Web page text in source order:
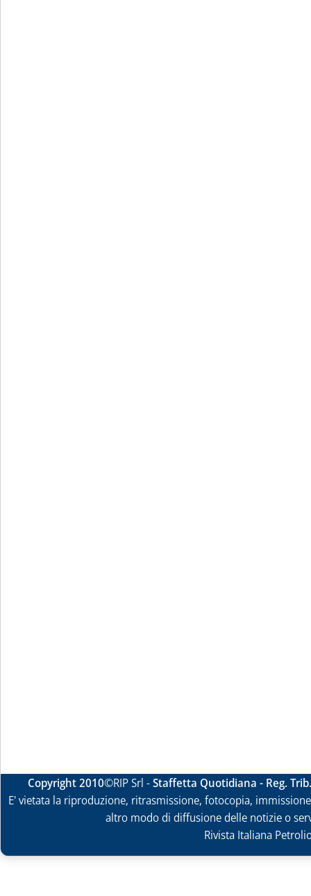
Copyright 2010©RIP Srl -Staffetta Quotidiana - Reg.
E' vietata la riproduzione, ritrasmissione, fotocopia,
altro modo di diffusione delle notizie o
Rivista Italiana